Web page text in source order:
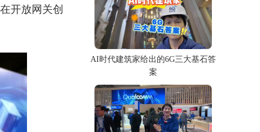
开放网关创
AI时代建筑家给出的6G三大基石答
案